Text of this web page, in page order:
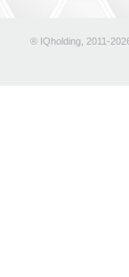
® IQholding, 2011-